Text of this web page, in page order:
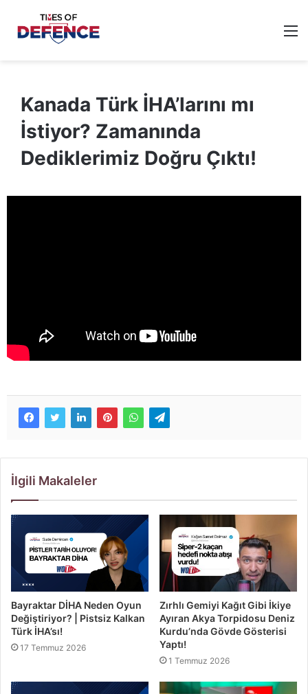
Kanada Türk İHA’larını mı
İstiyor? Zamanında
Dediklerimiz Doğru Çıktı!
İlgili Makaleler
Bayraktar DİHA Neden Oyun
Değiştiriyor? | Pistsiz Kalkan
Türk İHA’sı!
17 Temmuz 2026
Zırhlı Gemiyi Kağıt Gibi İkiye
Ayıran Akya Torpidosu Deniz
Kurdu’nda Gövde Gösterisi
Yaptı!
1 Temmuz 2026